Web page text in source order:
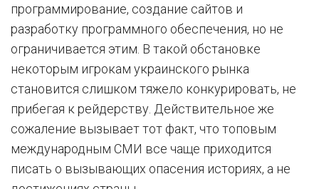
программирование, создание сайтов и
разработку программного обеспечения, но не
ограничивается этим. В такой обстановке
некоторым игрокам украинского рынка
становится слишком тяжело конкурировать, не
прибегая к рейдерству. Действительное же
сожаление вызывает тот факт, что топовым
международным СМИ все чаще приходится
писать о вызывающих опасения историях, а не